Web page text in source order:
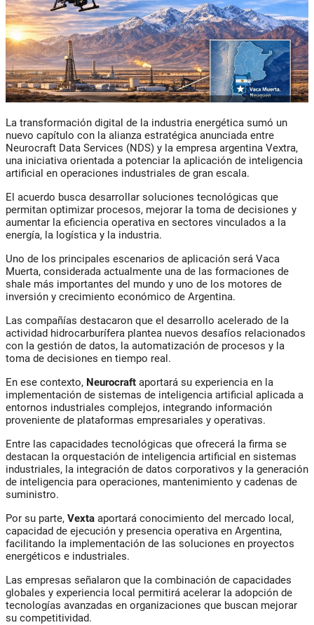
La transformación digital de la industria energética sumó un
nuevo capítulo con la alianza estratégica anunciada entre
Neurocraft Data Services (NDS) y la empresa argentina Vextra,
una iniciativa orientada a potenciar la aplicación de inteligencia
artificial en operaciones industriales de gran escala.
El acuerdo busca desarrollar soluciones tecnológicas que
permitan optimizar procesos, mejorar la toma de decisiones y
aumentar la eficiencia operativa en sectores vinculados a la
energía, la logística y la industria.
Uno de los principales escenarios de aplicación será Vaca
Muerta, considerada actualmente una de las formaciones de
shale más importantes del mundo y uno de los motores de
inversión y crecimiento económico de Argentina.
Las compañías destacaron que el desarrollo acelerado de la
actividad hidrocarburífera plantea nuevos desafíos relacionados
con la gestión de datos, la automatización de procesos y la
toma de decisiones en tiempo real.
En ese contexto, Neurocraft aportará su experiencia en la
implementación de sistemas de inteligencia artificial aplicada a
entornos industriales complejos, integrando información
proveniente de plataformas empresariales y operativas.
Entre las capacidades tecnológicas que ofrecerá la firma se
destacan la orquestación de inteligencia artificial en sistemas
industriales, la integración de datos corporativos y la generación
de inteligencia para operaciones, mantenimiento y cadenas de
suministro.
Por su parte, Vexta aportará conocimiento del mercado local,
capacidad de ejecución y presencia operativa en Argentina,
facilitando la implementación de las soluciones en proyectos
energéticos e industriales.
Las empresas señalaron que la combinación de capacidades
globales y experiencia local permitirá acelerar la adopción de
tecnologías avanzadas en organizaciones que buscan mejorar
su competitividad.